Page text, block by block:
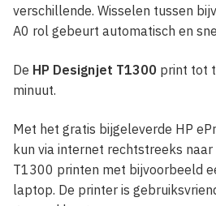
verschillende. Wisselen tussen
A0 rol gebeurt automatisch en
De HP Designjet T1300 print tot
minuut.
Met het gratis bijgeleverde HP
kun via internet rechtstreeks naar
T1300 printen met bijvoorbeeld
laptop. De printer is